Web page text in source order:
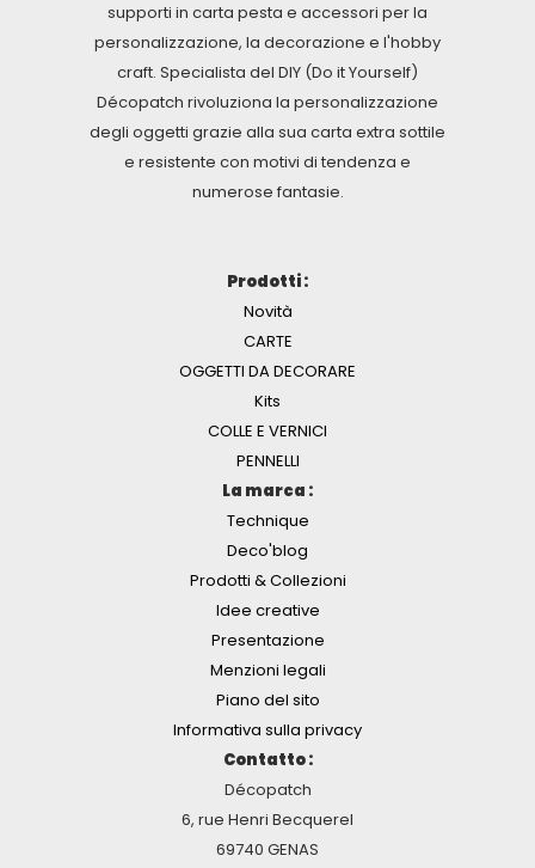
supporti in carta pesta e accessori per la
personalizzazione, la decorazione e l'hobby
craft. Specialista del DIY (Do it Yourself)
Décopatch rivoluziona la personalizzazione
degli oggetti grazie alla sua carta extra sottile
e resistente con motivi di tendenza e
numerose fantasie.
Prodotti :
Novità
CARTE
OGGETTI DA DECORARE
Kits
COLLE E VERNICI
PENNELLI
La marca :
Technique
Deco'blog
Prodotti & Collezioni
Idee creative
Presentazione
Menzioni legali
Piano del sito
Informativa sulla privacy
Contatto :
Décopatch
6, rue Henri Becquerel
69740 GENAS